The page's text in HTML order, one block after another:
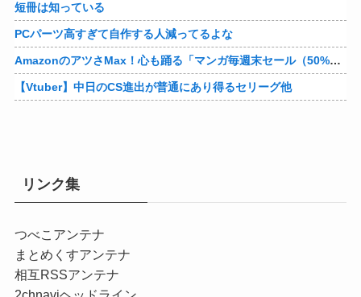
短冊は知っている
PCパーツ高すぎて自作する人減ってるよな
AmazonのアツさMax！心も踊る「マンガ毎週末セール（50%還元）」2日目襲来！他
【Vtuber】中日のCS進出が普通にあり得るセリーグ他
リンク集
つべこアンテナ
まとめくすアンテナ
相互RSSアンテナ